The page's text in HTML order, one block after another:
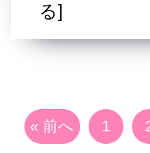
る]
« 前へ 1